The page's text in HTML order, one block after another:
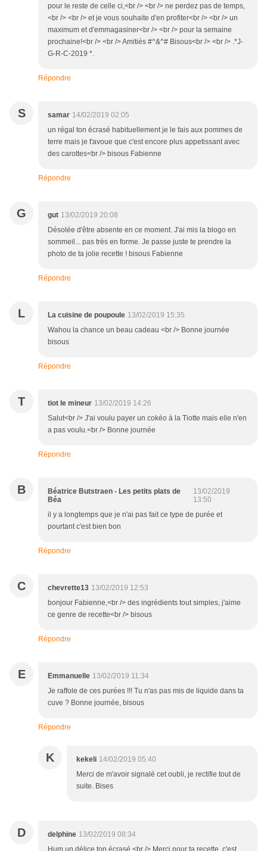
pour le reste de celle ci,<br /> <br /> ne perdez pas de temps,
<br /> <br /> et je vous souhaite d'en profiter<br /> <br /> un
maximum et d'emmagasiner<br /> <br /> pour la semaine
prochaine!<br /> <br /> Amitiés #^&^# Bisous<br /> <br /> .*J-
G-R-C-2019 *.
Répondre
S samar 14/02/2019 02:05
un régal ton écrasé habituellement je le fais aux pommes de
terre mais je t'avoue que c'est encore plus appetissant avec
des carottes<br /> bisous Fabienne
Répondre
G gut 13/02/2019 20:08
Désolée d'être absente en ce moment. J'ai mis la blogo en
sommeil... pas très en forme. Je passe juste te prendre la
photo de ta jolie recette ! bisous Fabienne
Répondre
L La cuisine de poupoule 13/02/2019 15:35
Wahou la chance un beau cadeau <br /> Bonne journée
bisous
Répondre
T tiot le mineur 13/02/2019 14:26
Salut<br /> J'ai voulu payer un cokéo à la Tiotte mais elle n'en
a pas voulu.<br /> Bonne journée
Répondre
B
Béatrice Butstraen - Les petits plats de
Béa
13/02/2019
13:50
il y a longtemps que je n'ai pas fait ce type de purée et
pourtant c'est bien bon
Répondre
C chevrette13 13/02/2019 12:53
bonjour Fabienne,<br /> des ingrédients tout simples, j'aime
ce genre de recette<br /> bisous
Répondre
E Emmanuelle 13/02/2019 11:34
Je raffole de ces purées !!! Tu n'as pas mis de liquide dans ta
cuve ? Bonne journée, bisous
Répondre
K kekeli 14/02/2019 05:40
Merci de m'avoir signalé cet oubli, je rectifie tout de
suite. Bises
D delphine 13/02/2019 08:34
Hum un délice ton écrasé.<br /> Merci pour ta recette, c'est